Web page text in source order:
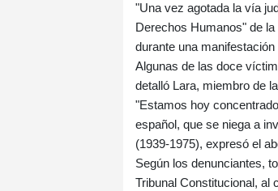
"Una vez agotada la vía
Derechos Humanos" de
durante una
Algunas de las doce
detalló Lara, miembro de
"Estamos hoy
español, que se niega a
(1939-1975), expresó el
Según los denunciantes,
Tribunal Constitucional, al